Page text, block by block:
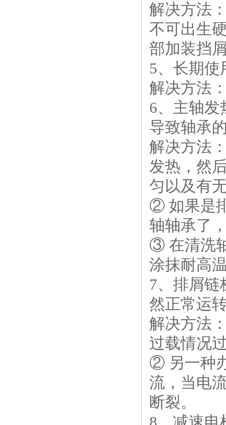
解决方法
不可出生
部加装挡
5、长期
解决方法
6、主轴发
导致轴承
解决方法
发热，然
匀以及有
② 如果是
轴轴承了
③ 在清洗
涂抹耐高
7、排屑
然正常运
解决方法
过载情况
② 另一种
流，当电
断裂。